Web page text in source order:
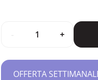
+
OFFERTA